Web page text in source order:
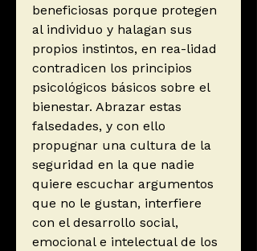
beneficiosas porque protegen
al individuo y halagan sus
propios instintos, en rea-lidad
contradicen los principios
psicológicos básicos sobre el
bienestar. Abrazar estas
falsedades, y con ello
propugnar una cultura de la
seguridad en la que nadie
quiere escuchar argumentos
que no le gustan, interfiere
con el desarrollo social,
emocional e intelectual de los